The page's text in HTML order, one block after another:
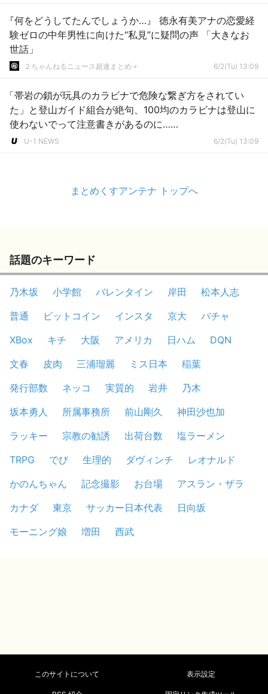
『何をどうしてたんでしょうか…』 徳永有美アナの恋愛経
験ゼロの中年男性に向けた“私見”に疑問の声 「大きなお
世話」
２ちゃんねるニュース超速まとめ＋ 6/2(Tu) 13:09
「帯岩の鎖が玩具のカラビナで危険な繋ぎ方をされてい
た」と登山ガイド組合が絶句、100均のカラビナは登山に
使わないでって注意書きがあるのに……
U-1 NEWS 6/2(Tu) 13:09
まとめくすアンテナ トップへ
話題のキーワード
乃木坂 小学館 バレンタイン 岸田
松本人志
普通
ビットコイン インスタ 京大
バチャ
XBox
キチ 大阪 アメリカ 日ハム
DQN
文春
皮肉 三浦瑠麗 ミス日本
稲葉
発行部数
ネッコ 実質的 岩井
乃木
坂本勇人
所属事務所 前山剛久
神田沙也加
ラッキー
宗教の勧誘 出荷台数
塩ラーメン
TRPG
でび 生理的 ダヴィンチ
レオナルド
かのんちゃん
記念撮影 お台場
アスラン・ザラ
カナダ
東京 サッカー日本代表
日向坂
モーニング娘
増田 西武
このサイトについて 表示設定